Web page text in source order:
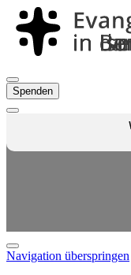
Spenden
Navigation überspringen